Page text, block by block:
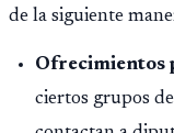
de la siguiente
Ofrecimientos
ciertos grupos